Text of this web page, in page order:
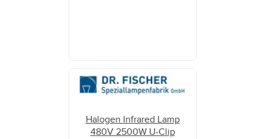
Halogen Infrared Lamp
480V 2500W U-Clip